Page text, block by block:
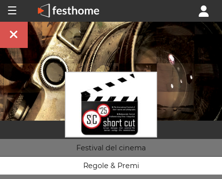
Festival del cinema
Regole & Premi